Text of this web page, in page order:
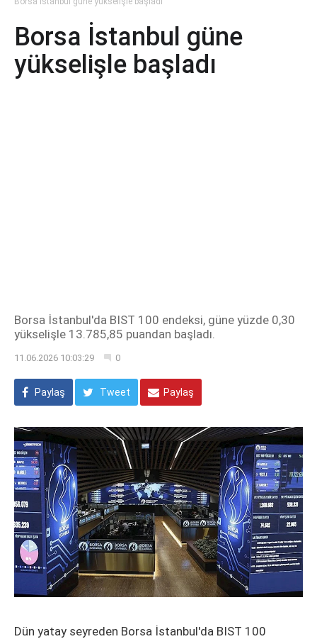
Borsa İstanbul güne
yükselişle başladı
Borsa İstanbul'da BIST 100 endeksi, güne yüzde 0,30
yükselişle 13.785,85 puandan başladı.
11.06.2026 10:03:29 0
Paylaş Tweet Paylaş
Dün yatay seyreden Borsa İstanbul'da BIST 100